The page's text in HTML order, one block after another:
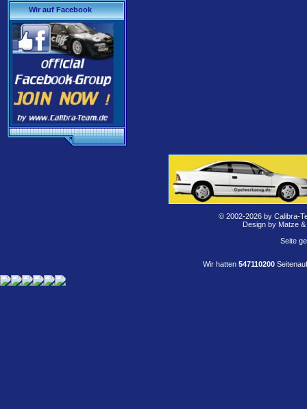
Wir auf Facebook
© 2002-2026 by Calibra-
Design by Matze
Seite
Wir hatten 547110200